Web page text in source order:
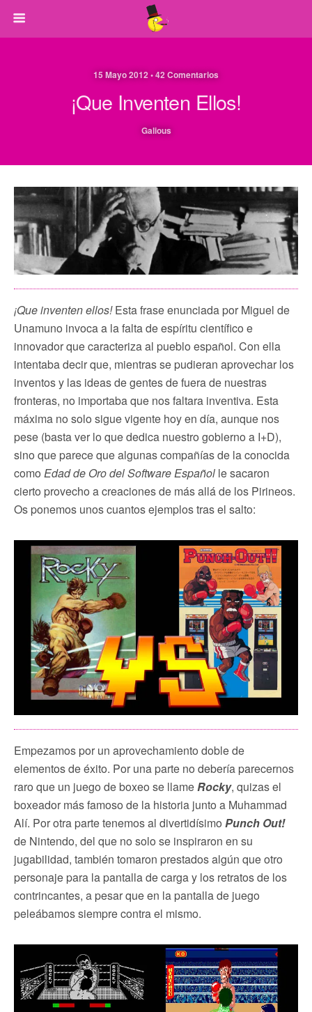
15 Mayo 2012 • 42 Comentarios
¡Que Inventen Ellos!
Galious
¡Que inventen ellos!Esta frase enunciada por Miguel de
Unamuno invoca a la falta de espíritu científico e
innovador que caracteriza al pueblo español. Con ella
intentaba decir que, mientras se pudieran aprovechar los
inventos y las ideas de gentes de fuera de nuestras
fronteras, no importaba que nos faltara inventiva. Esta
máxima no solo sigue vigente hoy en día, aunque nos
pese (basta ver lo que dedica nuestro gobierno a I+D),
sino que parece que algunas compañías de la conocida
como Edad de Oro del Software Español le sacaron
cierto provecho a creaciones de más allá de los Pirineos.
Os ponemos unos cuantos ejemplos tras el salto:
Empezamos por un aprovechamiento doble de
elementos de éxito. Por una parte no debería parecernos
raro que un juego de boxeo se llame Rocky, quizas el
boxeador más famoso de la historia junto a Muhammad
Alí. Por otra parte tenemos al divertidísimo Punch Out!
de Nintendo, del que no solo se inspiraron en su
jugabilidad, también tomaron prestados algún que otro
personaje para la pantalla de carga y los retratos de los
contrincantes, a pesar que en la pantalla de juego
peleábamos siempre contra el mismo.